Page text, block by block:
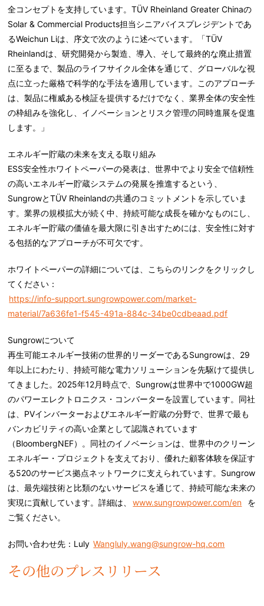
全コンセプトを支持しています。TÜV Rheinland Greater Chinaの
Solar & Commercial Products担当シニアバイスプレジデントであ
るWeichun Liは、序文で次のように述べています。「TÜV
Rheinlandは、研究開発から製造、導入、そして最終的な廃止措置
に至るまで、製品のライフサイクル全体を通じて、グローバルな視
点に立った厳格で科学的な手法を適用しています。 このアプローチ
は、製品に権威ある検証を提供するだけでなく、業界全体の安全性
の枠組みを強化し、イノベーションとリスク管理の同時進展を促進
します。
」
エネルギー貯蔵の未来を支える取り組み
ESS安全性ホワイトペーパーの発表は、世界中でより安全で信頼性
の高いエネルギー貯蔵システムの発展を推進するという、
SungrowとTÜV Rheinlandの共通のコミットメントを示していま
す。業界の規模拡大が続く中、持続可能な成長を確かなものにし、
エネルギー貯蔵の価値を最大限に引き出すためには、安全性に対す
る包括的なアプローチが不可欠です。
ホワイトペーパーの詳細については、こちらのリンクをクリックし
てください：
https://info-support.sungrowpower.com/market-
material/7a636fe1-f545-491a-884c-34be0cdbeaad.pdf
Sungrowについて
再生可能エネルギー技術の世界的リーダーであるSungrowは、29
年以上にわたり、持続可能な電力ソリューションを先駆けて提供し
てきました。2025年12月時点で、Sungrowは世界中で1000GW超
のパワーエレクトロニクス・コンバーターを設置しています。同社
は、PVインバーターおよびエネルギー貯蔵の分野で、世界で最も
バンカビリティの高い企業として認識されています
（BloombergNEF）。同社のイノベーションは、世界中のクリーン
エネルギー・プロジェクトを支えており、優れた顧客体験を保証す
る520のサービス拠点ネットワークに支えられています。Sungrow
は、最先端技術と比類のないサービスを通じて、持続可能な未来の
実現に貢献しています。詳細は、
www.sungrowpower.com/en
を
ご覧ください。
お問い合わせ先：Luly Wangluly.wang@sungrow-hq.com
その他のプレスリリース